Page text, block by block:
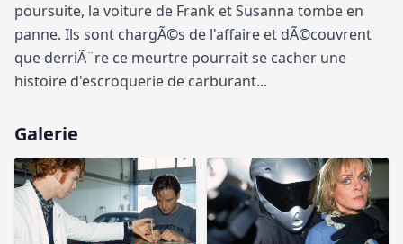
poursuite, la voiture de Frank et Susanna tombe en
panne. Ils sont chargÃ©s de l'affaire et dÃ©couvrent
que derriÃ¨re ce meurtre pourrait se cacher une
histoire d'escroquerie de carburant...
Galerie